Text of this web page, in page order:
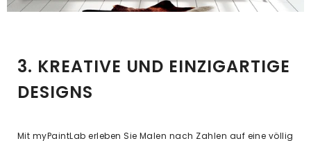
3. KREATIVE UND EINZIGARTIGE
DESIGNS
Mit myPaintLab erleben Sie Malen nach Zahlen auf eine völlig